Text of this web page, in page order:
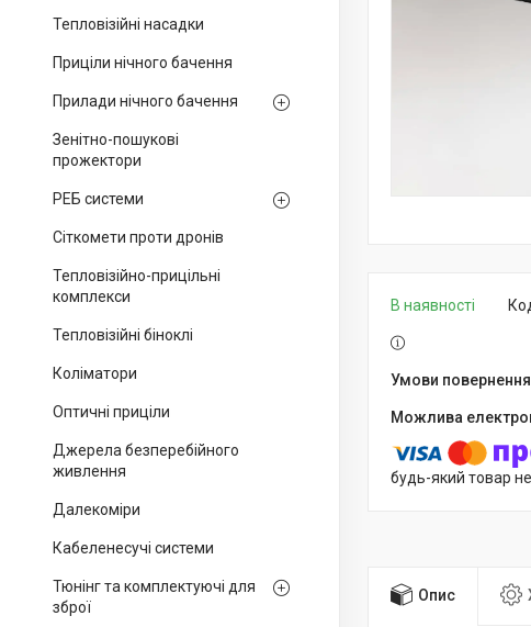
Тепловізійні насадки
Приціли нічного бачення
Прилади нічного бачення
Зенітно-пошукові
прожектори
РЕБ системи
Сіткомети проти дронів
Тепловізійно-прицільні
комплекси
Тепловізійні біноклі
Коліматори
Оптичні приціли
Джерела безперебійного
живлення
Далекоміри
Кабеленесучі системи
Тюнінг та комплектуючі для
зброї
В наявності
будь-який товар
Опис